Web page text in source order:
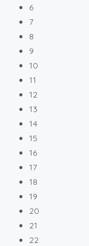
6
7
8
9
10
11
12
13
14
15
16
17
18
19
20
21
22